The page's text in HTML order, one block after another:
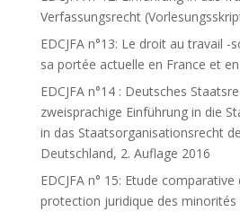
Verfassungsrecht
EDCJFA n°13: Le droit au travail
sa portée actuelle en France et
EDCJFA n°14 : Deutsches
zweisprachige Einführung in die
in das Staatsorganisationsrecht
Deutschland, 2. Auflage 2016
EDCJFA n° 15: Etude
protection juridique des minorités